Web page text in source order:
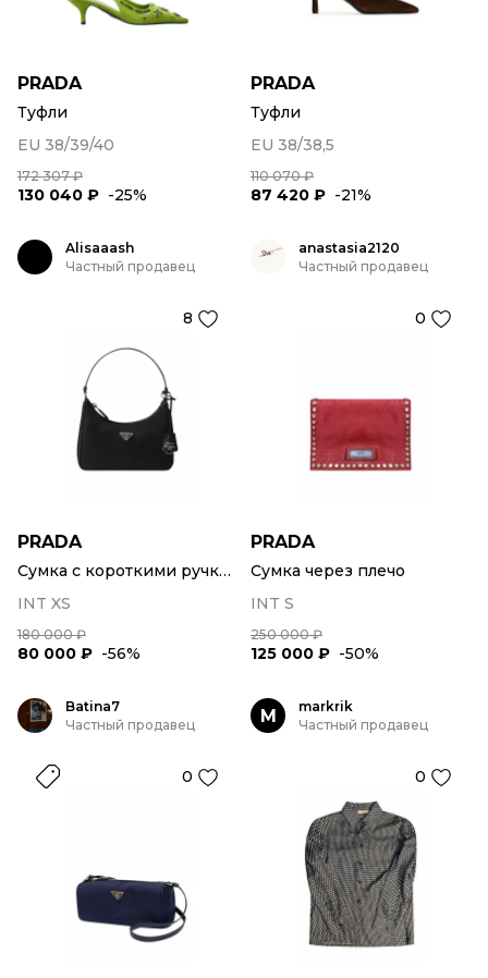
PRADA
Туфли
EU 38/39/40
172 307 ₽
130 040 ₽ -25%
PRADA
Туфли
EU 38/38,5
110 070 ₽
87 420 ₽ -21%
Alisaaash
Частный продавец
8
PRADA
Сумка с короткими ручками
INT XS
180 000 ₽
80 000 ₽ -56%
anastasia2120
Частный продавец
0
PRADA
Сумка через плечо
INT S
250 000 ₽
125 000 ₽ -50%
Batina7
Частный продавец
0
M
markrik
Частный продавец
0